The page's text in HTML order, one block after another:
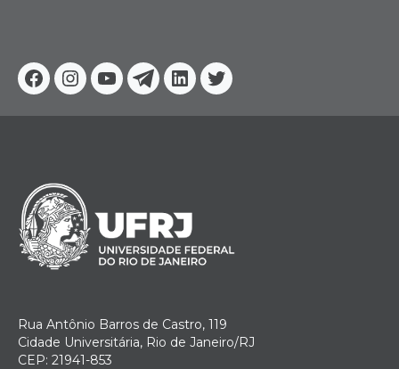
Facebook
Instagram
YoutubeTelegram
Linkedin
Twitter
Rua Antônio Barros de Castro, 119
Cidade Universitária, Rio de Janeiro/RJ
CEP: 21941-853